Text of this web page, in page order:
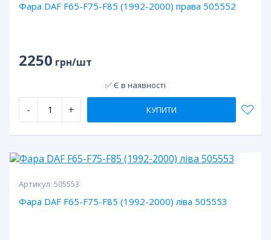
Фара DAF F65-F75-F85 (1992-2000) права 505552
2250 грн/шт
✅ Є в наявності
- + КУПИТИ
Артикул: 505553
Фара DAF F65-F75-F85 (1992-2000) ліва 505553